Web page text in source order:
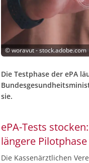
©woravut - stock.adobe.com
Die Testphase der ePA
sie.
ePA-Tests
längere Pilotphase
Die Kassenärztlichen